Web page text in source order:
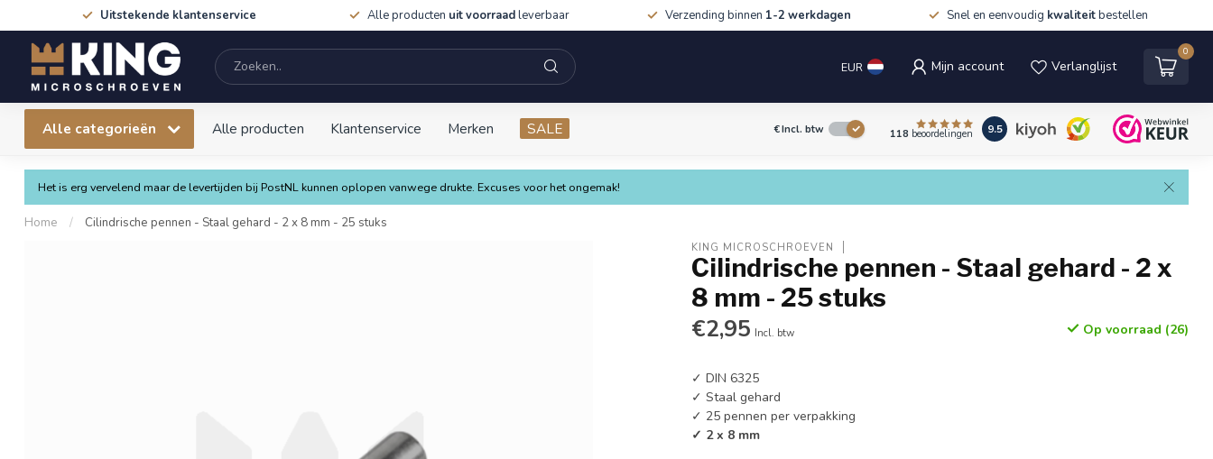
Uitstekende klantenservice Alle producten uit voorraadleverbaar Verzending binnen 1-2 werkdagen Snel en eenvoudig kwaliteitbestellen
EUR Mijn account Verlanglijst
0
Alle categorieën Alle producten Klantenservice Merken SALE €Incl. btw 118 beoordelingen 9.5
Het is erg vervelend maar de levertijden bij PostNL kunnen oplopen vanwege drukte. Excuses voor het ongemak!
Home / Cilindrische pennen - Staal gehard - 2 x 8 mm - 25 stuks
KING MICROSCHROEVEN
Cilindrische pennen - Staal gehard - 2 x
8 mm - 25 stuks
€2,95 Incl. btw Op voorraad (26)
✓ DIN 6325
✓ Staal gehard
✓ 25 pennen per verpakking
✓ 2 x 8 mm